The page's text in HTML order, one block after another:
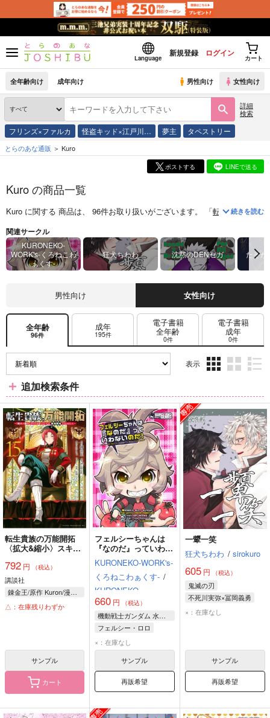
Language
新規登録 ログイン
カート
全年齢向け 成年向け 男性向け 女性向け
詳細
検索
フリンズ×ファルカ 怪盗キッド×江戸川… 夢主 タペストリー
とらのあな通販 Kuro
ポストする LINEで送る
Kuro の商品一覧
Kuro に関する 商品は、 96件お取り扱いがございます。 「転生貴族の万
続きを読む
関連サークル
KURONEKO-
WORK's-くろねこわ
ぁくす-
狂犬ちわわ 沈黙のDENセガ たそが
男性向け 女性向け
全年齢
96件
成年
195件
電子書籍
全年齢
0件
電子書籍
成年
0件
表示
ム
表
示
ム
表
示
ム
表
示
追加検索条件
転生貴族の万能開拓
〈拡大&縮小〉スキル
地になりました 15
792 円 （税込）
講談社
錬金王/原作 Kuron/漫画 るれくちぇ/構成 成瀬ちさと/キャラクター原案
△：在庫残りわずか
サンプル
カート
フェルシーちゃんは
『なのだ』っていわな
いのだ！
KURONEKO-WORK's-
くろねこわぁくす- /
KURONEKO
660 円 （税込）
機動戦士ガンダム 水星の魔女
フェルシー・ロロ
スレッタ・マーキュリー
ミオリネ・レンブラン
×：在庫なし
サンプル
再販希望
一顰一笑
狂犬ちわわ / sirokuro
605円 （税込）
鬼滅の刃
不死川実弥×冨岡義勇
不死川実弥
×：在庫なし
サンプル
再販希望